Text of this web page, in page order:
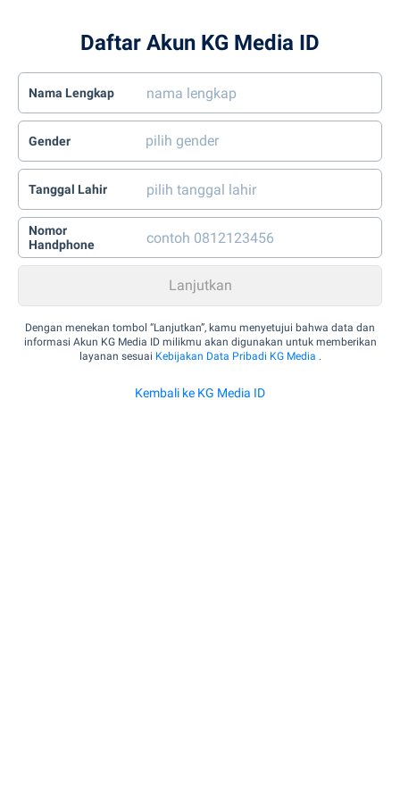
Daftar Akun KG Media ID
Nama Lengkap
Gender
Tanggal Lahir
Nomor
Handphone
Dengan menekan tombol “Lanjutkan”, kamu menyetujui bahwa data dan
informasi Akun KG Media ID milikmu akan digunakan untuk memberikan
layanan sesuai Kebijakan Data Pribadi KG Media .
Kembali ke KG Media ID